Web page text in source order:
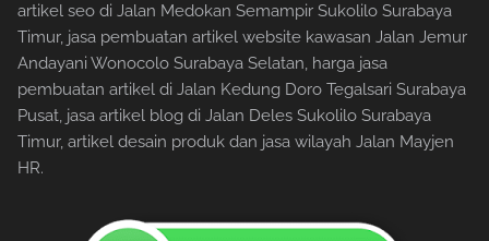
artikel seo di Jalan Medokan Semampir Sukolilo Surabaya
Timur, jasa pembuatan artikel website kawasan Jalan Jemur
Andayani Wonocolo Surabaya Selatan, harga jasa
pembuatan artikel di Jalan Kedung Doro Tegalsari Surabaya
Pusat, jasa artikel blog di Jalan Deles Sukolilo Surabaya
Timur, artikel desain produk dan jasa wilayah Jalan Mayjen
HR.